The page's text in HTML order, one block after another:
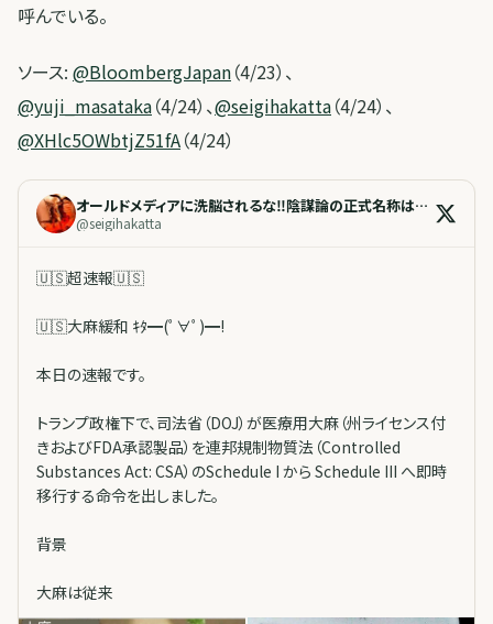
呼んでいる。
ソース: @BloombergJapan（4/23）、
@yuji_masataka（4/24）、@seigihakatta（4/24）、
@XHlc5OWbtjZ51fA（4/24）
オールドメディアに洗脳されるな‼️陰謀論の正式名称は真相論です‼️
@seigihakatta
🇺🇸超速報🇺🇸
🇺🇸大麻緩和 ｷﾀ━(ﾟ∀ﾟ)━!
本日の速報です。
トランプ政権下で、司法省（DOJ）が医療用大麻（州ライセンス付
きおよびFDA承認製品）を連邦規制物質法（Controlled
Substances Act: CSA）のSchedule I から Schedule III へ即時
移行する命令を出しました。
背景
大麻は従来